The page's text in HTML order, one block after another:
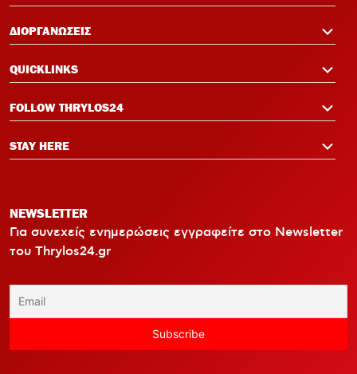
ΔΙΟΡΓΑΝΩΣΕΙΣ
QUICKLINKS
FOLLOW THRYLOS24
STAY HERE
NEWSLETTER
Για συνεχείς ενημερώσεις εγγραφείτε στο Newsletter
του Thrylos24.gr